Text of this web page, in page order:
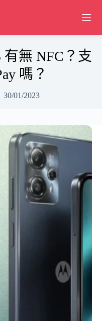
有無 NFC？支
嗎？
30/01/2023